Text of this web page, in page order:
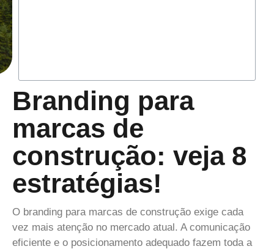
Branding para
marcas de
construção: veja 8
estratégias!
O branding para marcas de construção exige cada
vez mais atenção no mercado atual. A comunicação
eficiente e o posicionamento adequado fazem toda a